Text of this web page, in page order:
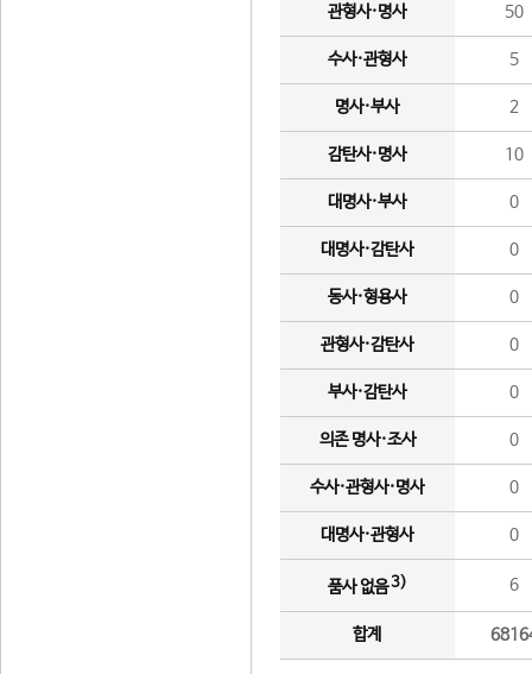
관형사·명사 50
수사·관형사 5
명사·부사 2
감탄사·명사 10
대명사·부사 0
대명사·감탄사 0
동사·형용사 0
관형사·감탄사 0
부사·감탄사 0
의존 명사·조사 0
수사·관형사·명사 0
대명사·관형사 0
품사 없음3) 6
합계